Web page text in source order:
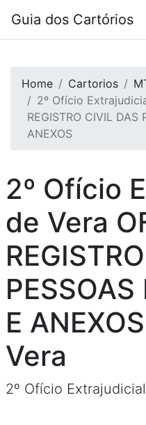
Guia dos Cartórios
Home Cartorios
2º Ofício
REGISTRO CIVIL DAS
ANEXOS
2º Ofício
de Vera
E ANEXOS
Vera
2º Ofício